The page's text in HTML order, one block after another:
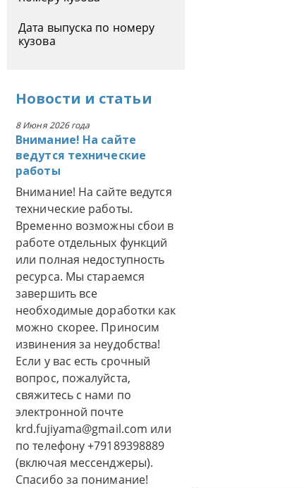
Дата выпуска по номеру
кузова
Новости и статьи
8 Июня 2026 года
Внимание! На сайте
ведутся технические
работы
Внимание! На сайте ведутся
технические работы.
Временно возможны сбои в
работе отдельных функций
или полная недоступность
ресурса. Мы стараемся
завершить все
необходимые доработки как
можно скорее. Приносим
извинения за неудобства!
Если у вас есть срочный
вопрос, пожалуйста,
свяжитесь с нами по
электронной почте
krd.fujiyama@gmail.com или
по телефону +79189398889
(включая мессенджеры).
Спасибо за понимание!